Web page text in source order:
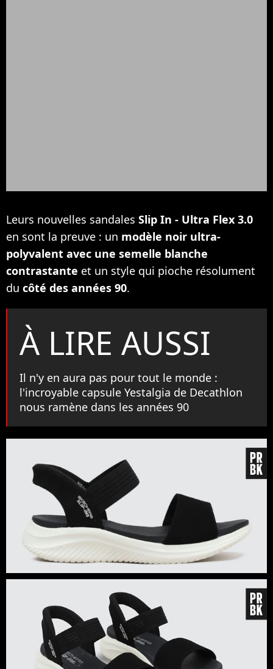
Leurs nouvelles sandales Slip In - Ultra Flex 3.0
en sont la preuve : un modèle noir ultra-
polyvalent avec une semelle blanche
contrastante et un style qui pioche résolument
du côté des années 90.
À LIRE AUSSI
Il n'y en aura pas pour tout le monde :
l'incroyable capsule Yestalgia de Decathlon
nous ramène dans les années 90